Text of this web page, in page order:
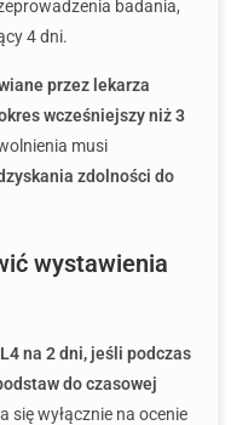
badania,
4 dni.
przez lekarza
wcześniejszy niż 3
musi
zdolności do
wystawienia
na 2 dni, jeśli podczas
do czasowej
się wyłącznie na ocenie